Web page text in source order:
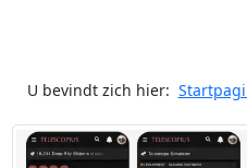
U bevindt zich hier: